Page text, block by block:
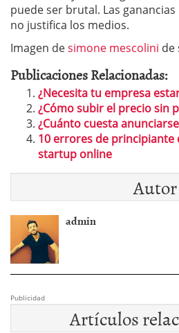
puede ser brutal. Las
no justifica los medios.
Imagen desimone mescolini de
Publicaciones Relacionadas:
¿Necesita tu empresa
¿Cómo subir el precio sin
¿Cuánto cuesta
10 errores de
startup online
Autor
admin
Publicidad
Artículos